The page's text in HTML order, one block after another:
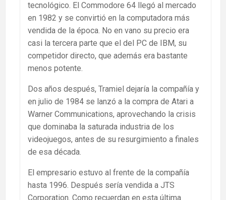
tecnológico. El Commodore 64 llegó al mercado
en 1982 y se convirtió en la computadora más
vendida de la época. No en vano su precio era
casi la tercera parte que el del PC de IBM, su
competidor directo, que además era bastante
menos potente.
Dos años después, Tramiel dejaría la compañía y
en julio de 1984 se lanzó a la compra de Atari a
Warner Communications, aprovechando la crisis
que dominaba la saturada industria de los
videojuegos, antes de su resurgimiento a finales
de esa década.
El empresario estuvo al frente de la compañía
hasta 1996. Después sería vendida a JTS
Corporation. Como recuerdan en esta última